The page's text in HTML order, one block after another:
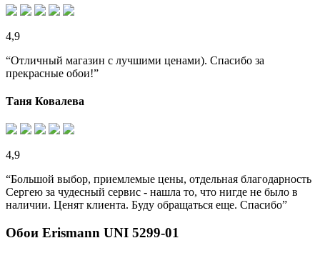
4,9
“Отличный магазин с лучшими ценами). Спасибо за
прекрасные обои!”
Таня Ковалева
4,9
“Большой выбор, приемлемые цены, отдельная благодарность
Сергею за чудесный сервис - нашла то, что нигде не было в
наличии. Ценят клиента. Буду обращаться еще. Спасибо”
Обои Erismann UNI 5299-01